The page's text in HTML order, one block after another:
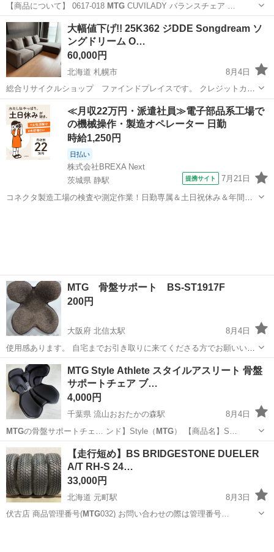
【商品について】 0617-018 MTGCUVILADY バランスチェア …
千葉 船橋市 フィットネス、トレーニング
大幅値下げ!! 25K362 ジDDE Songdream ソ
ングドリーム O…
60,000円
北海道 札幌市
8月4日
総合リサイクルショップ ファインドプレイスです。 クレジットカー
ド決済、メルペイ対応！ ------------------------------------------------------------- ※
こち...
北海道 札幌市 ソファ ファインドプレイス
≪月収22万円・派遣社員≫電子部品系工場で
の機械操作・製造オペレーター 日勤
時給1,250円
日払い
株式会社BREXA Next
茨城県 静駅
提携サイト 7月21日
コネクタ製造工場の検査や測定作業！日勤専属＆土日祝休み＆年間休
MTG 骨盤サポート BS-ST1917F
200円
大阪府 北信太駅
8月4日
使用感あります。 自宅までお引き取りに来てくださる方でお願いいた
します。
大阪 和泉市
MTG Style Athlete スタイルアスリート 骨盤
サポートチェア ブ…
4,000円
千葉県 流山おおたかの森駅
8月4日
MTGの骨盤サポートチェ… ンド】Style（ MTG ） 【商品名】S…
千葉 流山市 流山おおたかの森駅
【走行短め】BS BRIDGESTONE DUELER
A/T RH-S 24…
33,000円
北海道 元町駅
8月3日
伏古店 商品管理番号(MTG032) お問い合わせの際は管理番号…